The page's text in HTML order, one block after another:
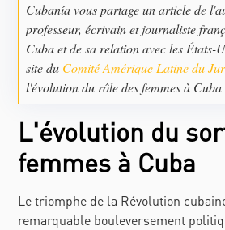
Cubanía vous partage un article de
professeur, écrivain et journaliste
Cuba et de sa relation avec les États-
site du Comité Amérique Latine du
l'évolution du rôle des femmes à
L'évolution du
femmes à Cuba
Le triomphe de la Révolution
remarquable bouleversement